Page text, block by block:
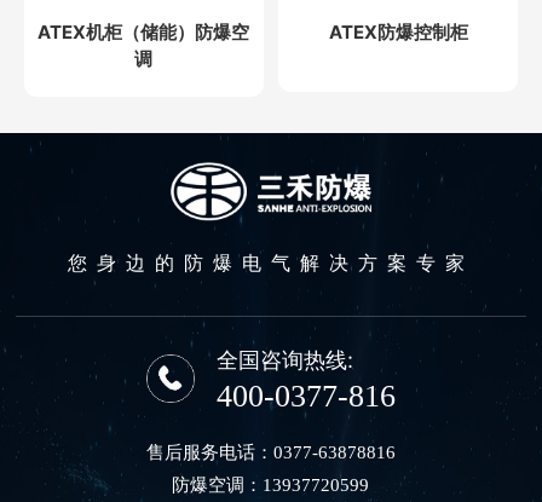
ATEX机柜（储能）防爆空
调
ATEX防爆控制柜
您身边的防爆电气解决方案专家
全国咨询热线:
400-0377-816
售后服务电话： 0377-63878816
防爆空调： 13937720599